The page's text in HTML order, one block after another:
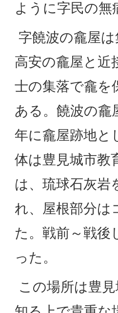
ように字民の無
字饒波の龕屋
高安の龕屋と近
士の集落で龕を
ある。饒波の龕
年に龕屋跡地と
体は豊見城市教
は、琉球石灰岩
れ、屋根部分は
た。戦前～戦後
った。
この場所は豊